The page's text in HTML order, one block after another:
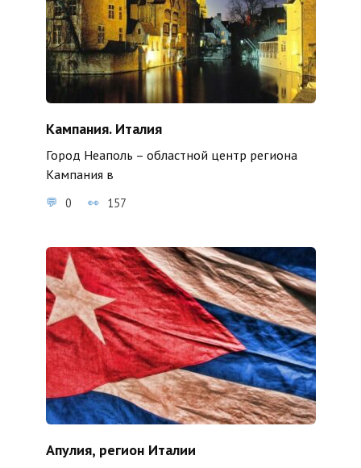
Кампания. Италия
Город Неаполь – областной центр региона
Кампания в
0 157
Апулия, регион Италии